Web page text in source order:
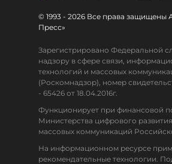
© 1993 - 2026 Все права защищены
Пресс»
Зарегистрировано Федеральной
надзору в сфере связи,
технологий и массовых
(Роскомнадзор), номер
- 65426 от 18.04.2016г.
Функционирует при финансовой
Министерства цифрового
массовых коммуникаций
На информационном ресурсе
рекомендательные технологии.